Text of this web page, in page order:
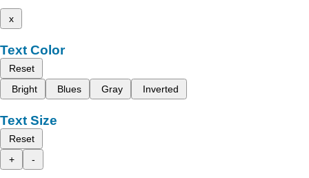
x
Text Color
Reset
Bright
Blues Gray Inverted
Text Size
Reset
+
-